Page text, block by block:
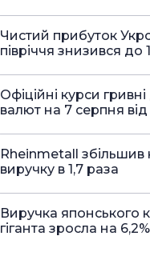
Чистий прибуток
півріччя знизився до
Офіційні курси
валют на 7 серпня
Rheinmetall збільшив
виручку в 1,7 раза
Виручка японського
гіганта зросла на 6,2%